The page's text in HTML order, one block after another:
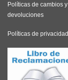
Políticas de cambios y
devoluciones
Políticas de privacidad